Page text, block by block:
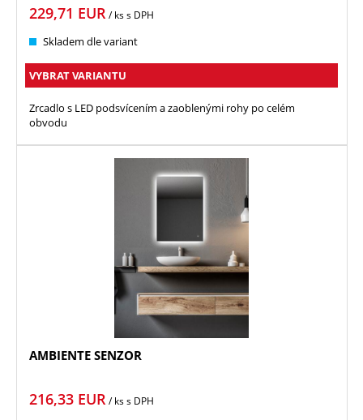
229,71 EUR/ kss DPH
Skladem dle variant
VYBRAT VARIANTU
Zrcadlo s LED podsvícením a zaoblenými rohy po celém
obvodu
AMBIENTE SENZOR
216,33 EUR/ kss DPH